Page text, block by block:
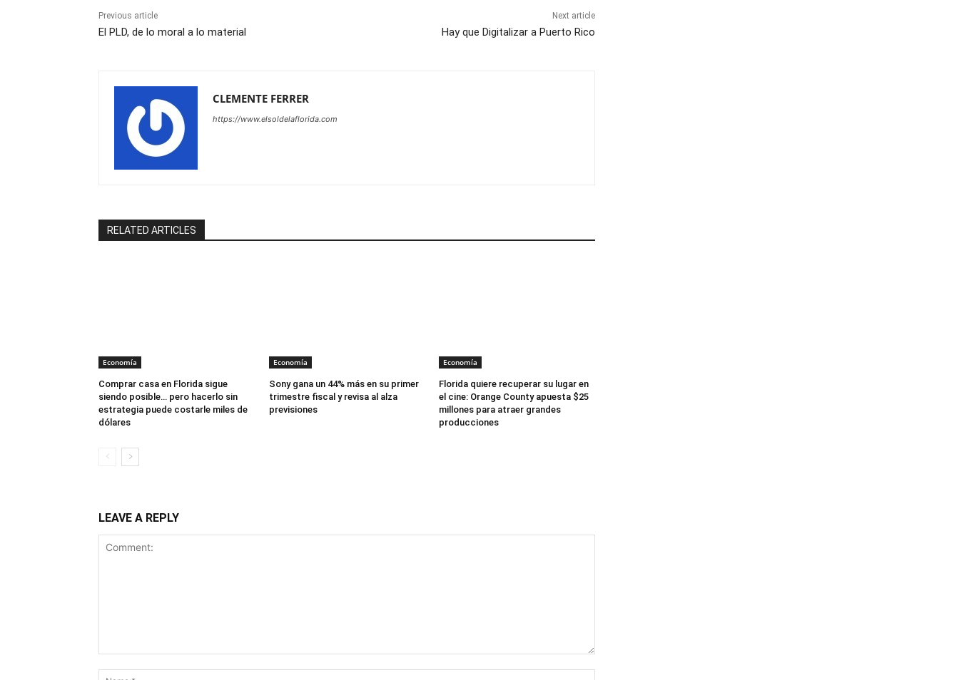
Previous article
El PLD, de lo moral a lo material
Next article
Hay que Digitalizar a Puerto Rico
CLEMENTE FERRER
https://www.elsoldelaflorida.com
RELATED ARTICLES
Economía
Comprar casa en Florida sigue
siendo posible… pero hacerlo sin
estrategia puede costarle miles de
dólares
Economía
Sony gana un 44% más en su primer
trimestre fiscal y revisa al alza
previsiones
Economía
Florida quiere recuperar su lugar en
el cine: Orange County apuesta $25
millones para atraer grandes
producciones
LEAVE A REPLY